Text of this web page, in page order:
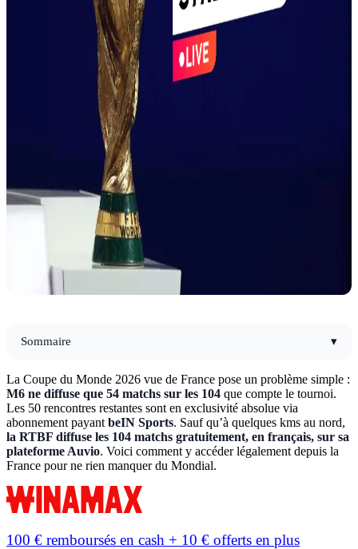
Sommaire ▾
La Coupe du Monde 2026 vue de France pose un problème simple :
M6 ne diffuse que 54 matchs sur les 104 que compte le tournoi.
Les 50 rencontres restantes sont en exclusivité absolue via
abonnement payant beIN Sports. Sauf qu’à quelques kms au nord,
la RTBF diffuse les 104 matchs gratuitement, en français, sur sa
plateforme Auvio. Voici comment y accéder légalement depuis la
France pour ne rien manquer du Mondial.
100 € remboursés en cash + 10 € offerts en plus